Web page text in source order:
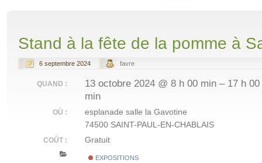
Stand à la fête de la pomme à
6 septembre 2024 favre
QUAND :
13 octobre 2024 @ 8 h 00 min – 17 h 00
min
OÙ :
esplanade salle la Gavotine
74500 SAINT-PAUL-EN-CHABLAIS
COÛT : Gratuit
EXPOSITIONS